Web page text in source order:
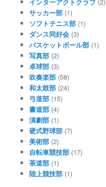
サッカー部(1)
ソフトテニス部(1)
ダンス同好会(3)
バスケットボール部(1)
写真部(2)
卓球部(3)
吹奏楽部(58)
和太鼓部(24)
弓道部(15)
書道部(4)
演劇部(1)
硬式野球部(7)
美術部(2)
自転車競技部(17)
茶道部(1)
陸上競技部(1)